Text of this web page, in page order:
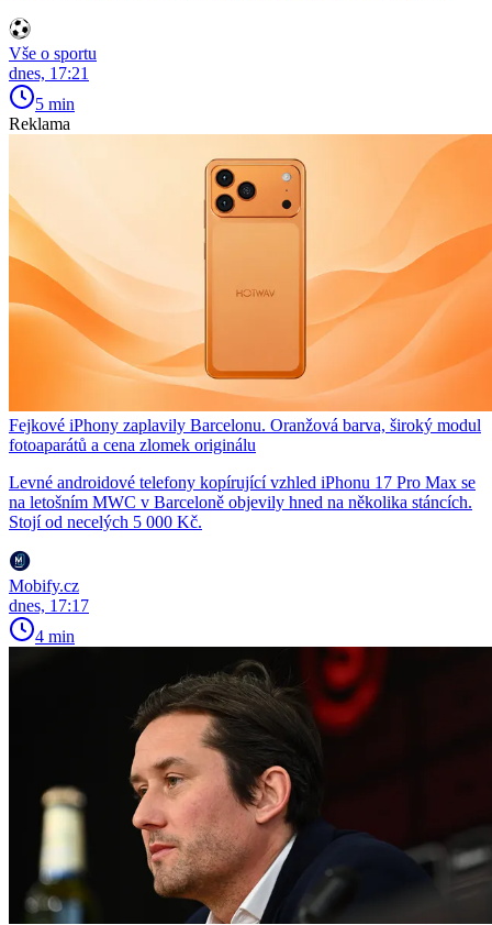
Vše o sportu
dnes, 17:21
5 min
Reklama
Fejkové iPhony zaplavily Barcelonu. Oranžová barva, široký modul
fotoaparátů a cena zlomek originálu
Levné androidové telefony kopírující vzhled iPhonu 17 Pro Max se
na letošním MWC v Barceloně objevily hned na několika stáncích.
Stojí od necelých 5 000 Kč.
Mobify.cz
dnes, 17:17
4 min